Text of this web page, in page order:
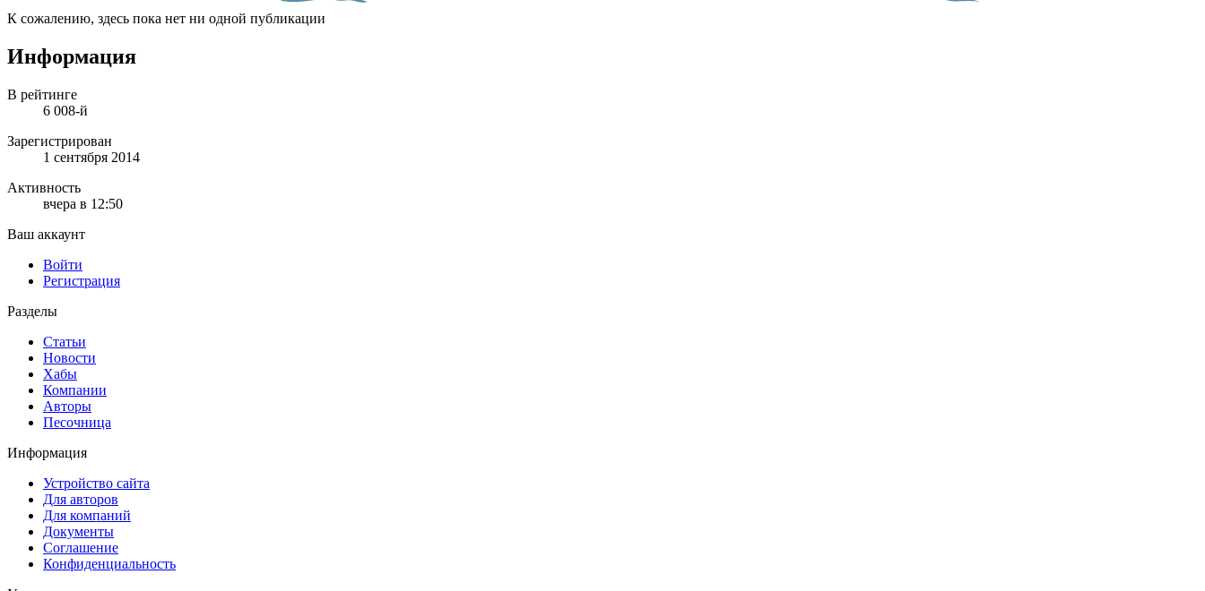
К сожалению, здесь пока нет ни одной публикации
Информация
В рейтинге
6 008-й
Зарегистрирован
1 сентября 2014
Активность
вчера в 12:50
Ваш аккаунт
Войти
Регистрация
Разделы
Статьи
Новости
Хабы
Компании
Авторы
Песочница
Информация
Устройство сайта
Для авторов
Для компаний
Документы
Соглашение
Конфиденциальность